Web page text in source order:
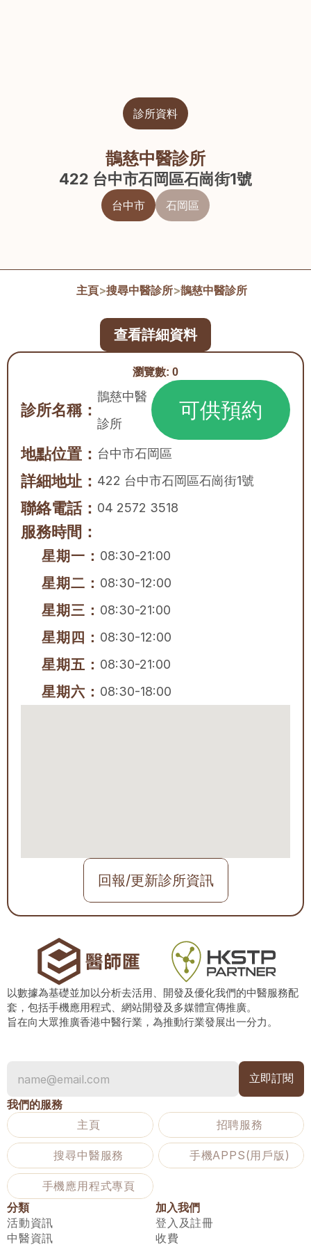
診所資料
鵲慈中醫診所
422 台中市石岡區石崗街1號
台中市 石岡區
主頁>搜尋中醫診所>鵲慈中醫診所
瀏覽數: 0
診所名稱：
鵲慈中醫
診所
可供預約
地點位置： 台中市石岡區
詳細地址： 422 台中市石岡區石崗街1號
聯絡電話： 04 2572 3518
服務時間：
星期一： 08:30-21:00
星期二： 08:30-12:00
星期三： 08:30-21:00
星期四： 08:30-12:00
星期五： 08:30-21:00
星期六： 08:30-18:00
回報/更新診所資訊
查看詳細資料
以數據為基礎並加以分析去活用、開發及優化我們的中醫服務配
套，包括手機應用程式、網站開發及多媒體宣傳推廣。
旨在向大眾推廣香港中醫行業，為推動行業發展出一分力。
我們的服務
主頁
招聘服務
搜尋中醫服務 手機APPS(用戶版)
手機應用程式專頁
分類
活動資訊
中醫資訊
加入我們
登入及註冊
收費